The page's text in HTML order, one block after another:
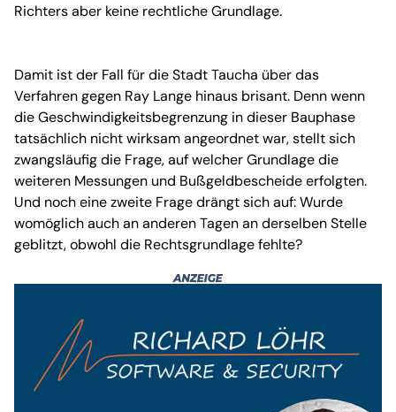
Richters aber keine rechtliche Grundlage.
Damit ist der Fall für die Stadt Taucha über das
Verfahren gegen Ray Lange hinaus brisant. Denn wenn
die Geschwindigkeitsbegrenzung in dieser Bauphase
tatsächlich nicht wirksam angeordnet war, stellt sich
zwangsläufig die Frage, auf welcher Grundlage die
weiteren Messungen und Bußgeldbescheide erfolgten.
Und noch eine zweite Frage drängt sich auf: Wurde
womöglich auch an anderen Tagen an derselben Stelle
geblitzt, obwohl die Rechtsgrundlage fehlte?